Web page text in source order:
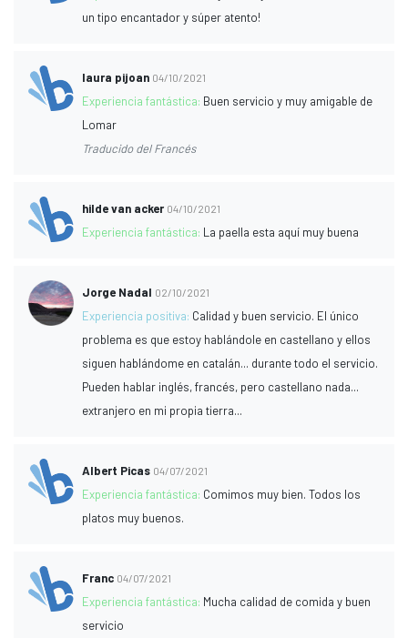
un tipo encantador y súper atento!
laura pijoan 04/10/2021
Experiencia fantástica: Buen servicio y muy amigable de
Lomar
Traducido del Francés
hilde van acker 04/10/2021
Experiencia fantástica: La paella esta aquí muy buena
Jorge Nadal 02/10/2021
Experiencia positiva: Calidad y buen servicio. El único
problema es que estoy hablándole en castellano y ellos
siguen hablándome en catalán... durante todo el servicio.
Pueden hablar inglés, francés, pero castellano nada...
extranjero en mi propia tierra...
Albert Picas 04/07/2021
Experiencia fantástica: Comimos muy bien. Todos los
platos muy buenos.
Franc 04/07/2021
Experiencia fantástica: Mucha calidad de comida y buen
servicio